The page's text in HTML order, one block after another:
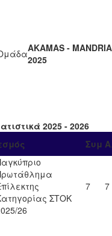
AKAMAS -
2025
2025 - 2026
Συμ
ΣΤΟΚ
26
7 7